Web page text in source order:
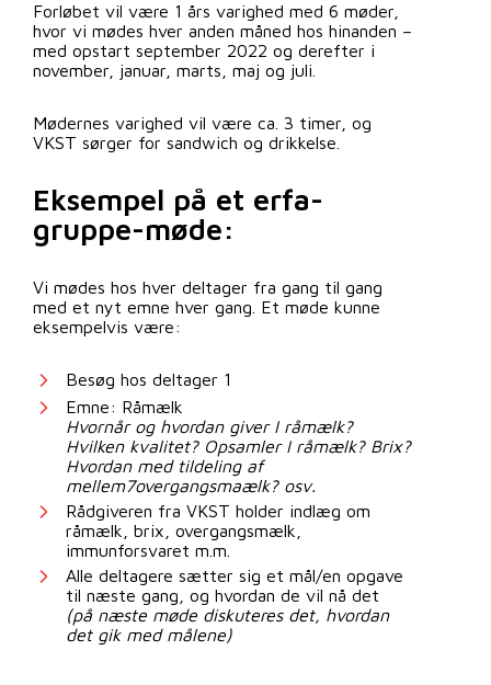
Forløbet vil være 1 års varighed med 6 møder,
hvor vi mødes hver anden måned hos hinanden –
med opstart september 2022 og derefter i
november, januar, marts, maj og juli.
Mødernes varighed vil være ca. 3 timer, og
VKST sørger for sandwich og drikkelse.
Eksempel på et erfa-
gruppe-møde:
Vi mødes hos hver deltager fra gang til gang
med et nyt emne hver gang. Et møde kunne
eksempelvis være:
Besøg hos deltager 1
Emne: Råmælk
Hvornår og hvordan giver I råmælk?
Hvilken kvalitet? Opsamler I råmælk? Brix?
Hvordan med tildeling af
mellem7overgangsmaælk? osv.
Rådgiveren fra VKST holder indlæg om
råmælk, brix, overgangsmælk,
immunforsvaret m.m.
Alle deltagere sætter sig et mål/en opgave
til næste gang, og hvordan de vil nå det
(på næste møde diskuteres det, hvordan
det gik med målene)